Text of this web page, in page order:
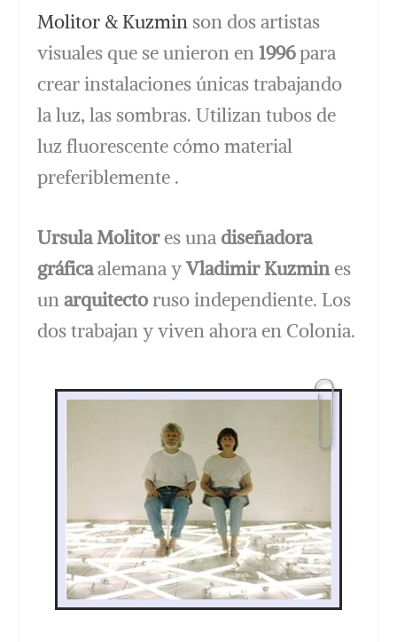
Molitor & Kuzmin son dos artistas
visuales que se unieron en1996para
crear instalaciones únicas trabajando
la luz, las sombras. Utilizan tubos de
luz fluorescente cómo material
preferiblemente .
Ursula Molitores una diseñadora
gráficaalemana yVladimir Kuzmines
unarquitectoruso independiente. Los
dos trabajan y viven ahora en Colonia.